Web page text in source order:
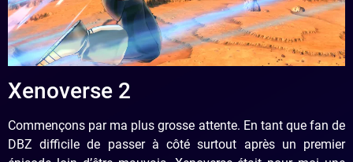
Xenoverse 2
Commençons par ma plus grosse attente. En tant que fan de
DBZ difficile de passer à côté surtout après un premier